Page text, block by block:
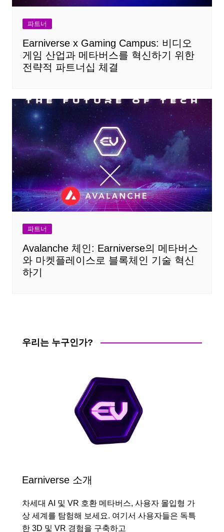
파트너
Earniverse x Gaming Campus: 비디오
게임 산업과 메타버스를 혁신하기 위한
전략적 파트너십 체결
파트너
Avalanche 체인: Earniverse의 메타버스
와 마켓플레이스로 블록체인 기술 혁신
하기
우리는 누구인가?
Earniverse 소개
차세대 AI 및 VR 호환 메타버스, 사용자 몰입형 가
상 세계를 탐험해 보세요. 여기서 사용자들은 독특
한 3D 및 VR 경험을 구축하고